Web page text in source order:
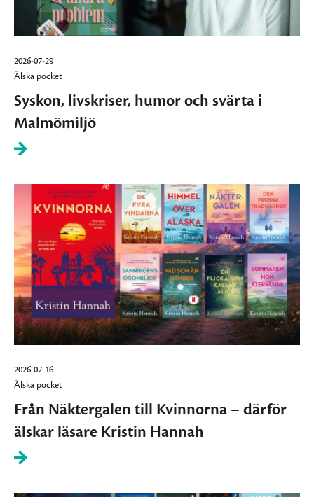
2026-07-29
Älska pocket
Syskon, livskriser, humor och svärta i
Malmömiljö
2026-07-16
Älska pocket
Från Näktergalen till Kvinnorna – därför
älskar läsare Kristin Hannah